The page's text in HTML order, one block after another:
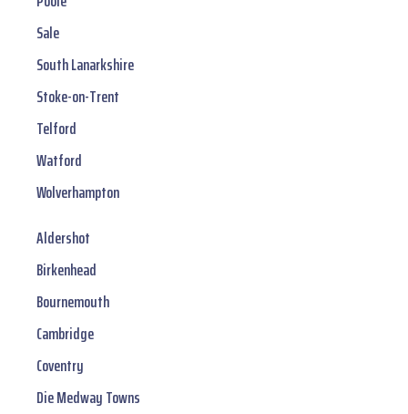
Sale
South Lanarkshire
Stoke-on-Trent
Telford
Watford
Wolverhampton
Aldershot
Birkenhead
Bournemouth
Cambridge
Coventry
Die Medway Towns